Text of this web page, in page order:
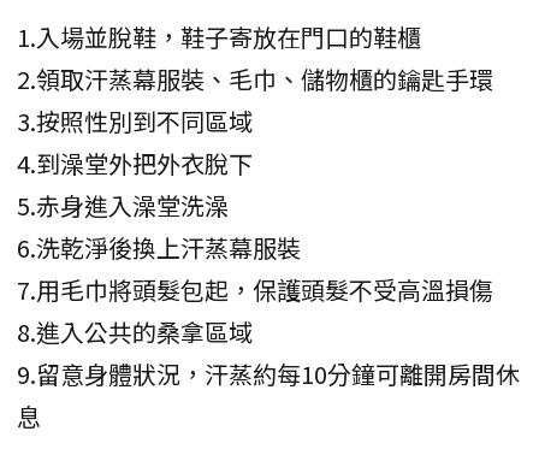
1.入場並脫鞋，鞋子寄放在門口的鞋櫃
2.領取汗蒸幕服裝、毛巾、儲物櫃的鑰匙手環
3.按照性別到不同區域
4.到澡堂外把外衣脫下
5.赤身進入澡堂洗澡
6.洗乾淨後換上汗蒸幕服裝
7.用毛巾將頭髮包起，保護頭髮不受高溫損傷
8.進入公共的桑拿區域
9.留意身體狀況，汗蒸約每10分鐘可離開房間休
息